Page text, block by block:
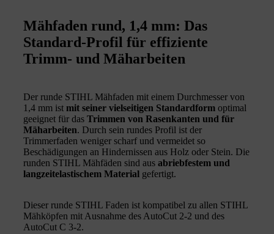
Mähfaden rund, 1,4 mm: Das
Standard-Profil für effiziente
Trimm- und Mäharbeiten
Der runde STIHL Mähfaden mit einem Durchmesser von
1,4 mm ist mit seiner vielseitigen Standardform optimal
geeignet für das Trimmen von Rasenkanten und für
Mäharbeiten. Durch sein rundes Profil ist der
Trimmerfaden weniger scharf und vermeidet so
Beschädigungen an Hindernissen aus Holz oder Stein. Die
runden STIHL Mähfäden sind aus abriebfestem und
langzeitelastischem Material gefertigt.
Dieser runde STIHL Faden ist kompatibel zu allen STIHL
Mähköpfen mit Ausnahme des AutoCut 2-2 und des
AutoCut C 3-2.